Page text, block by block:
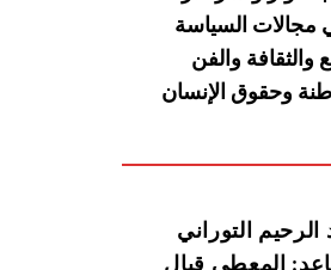
مجالات السياسة
والثقافة والفن
وحقوق الإنسان
التوراني
المعطي قبال